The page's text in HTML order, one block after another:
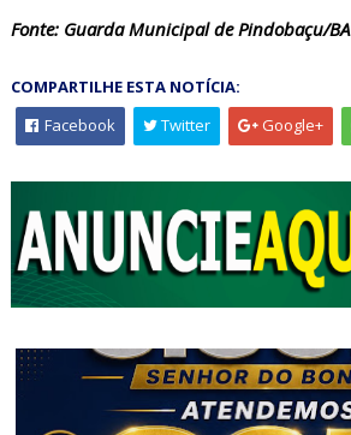
Fonte: Guarda Municipal de Pindobaçu/BA
COMPARTILHE ESTA NOTÍCIA:
Facebook
Twitter Google+